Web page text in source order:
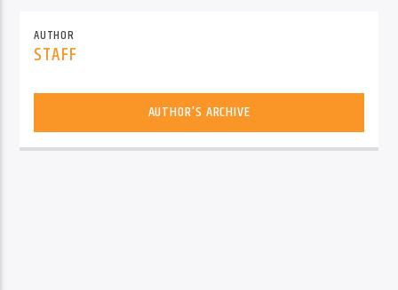
AUTHOR
STAFF
AUTHOR'S ARCHIVE